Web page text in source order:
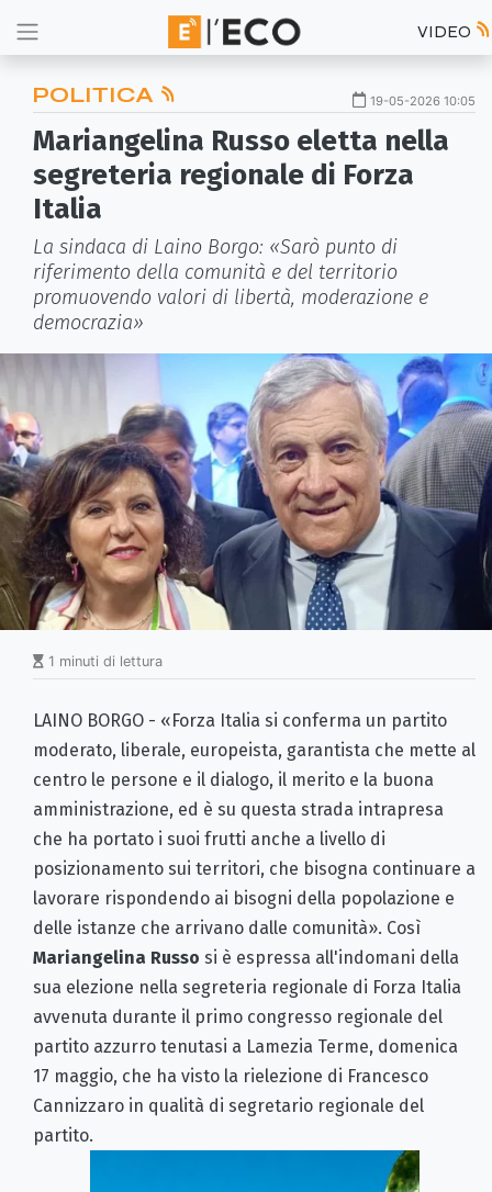
VIDEO
POLITICA 19-05-2026 10:05
Mariangelina Russo eletta nella
segreteria regionale di Forza
Italia
La sindaca di Laino Borgo: «Sarò punto di
riferimento della comunità e del territorio
promuovendo valori di libertà, moderazione e
democrazia»
1 minuti di lettura
LAINO BORGO - «Forza Italia si conferma un partito
moderato, liberale, europeista, garantista che mette al
centro le persone e il dialogo, il merito e la buona
amministrazione, ed è su questa strada intrapresa
che ha portato i suoi frutti anche a livello di
posizionamento sui territori, che bisogna continuare a
lavorare rispondendo ai bisogni della popolazione e
delle istanze che arrivano dalle comunità». Così
Mariangelina Russo si è espressa all'indomani della
sua elezione nella segreteria regionale di Forza Italia
avvenuta durante il primo congresso regionale del
partito azzurro tenutasi a Lamezia Terme, domenica
17 maggio, che ha visto la rielezione di Francesco
Cannizzaro in qualità di segretario regionale del
partito.